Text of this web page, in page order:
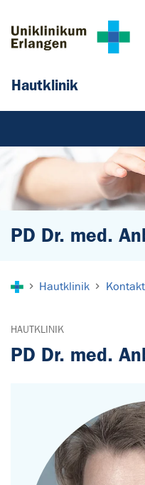
Hautklinik
PD Dr. med.
Hautklinik Kontakt
HAUTKLINIK
PD Dr. med.